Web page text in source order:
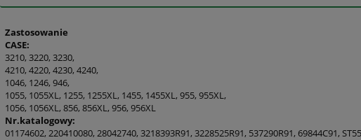
Zastosowanie
CASE:
3210, 3220, 3230,
4210, 4220, 4230, 4240,
1046, 1246, 946,
1055, 1055XL, 1255, 1255XL, 1455, 1455XL, 955, 955XL,
1056, 1056XL, 856, 856XL, 956, 956XL
Nr.katalogowy:
01174602, 220410080, 28042740, 3218393R91, 3228525R91, 537290R91, 69844C91,